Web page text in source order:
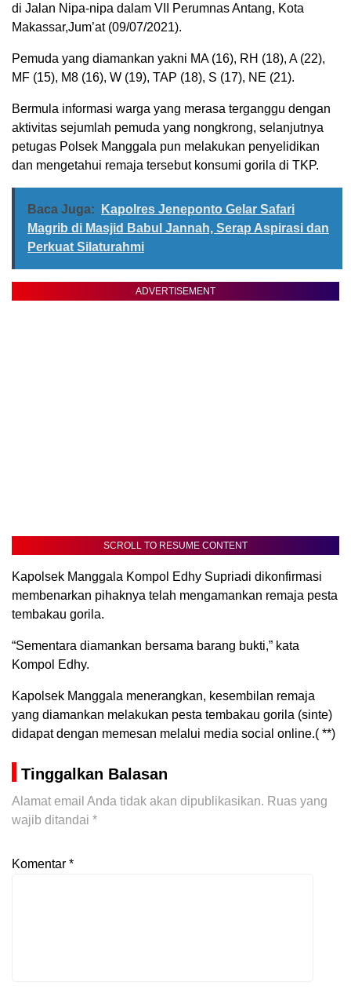
di Jalan Nipa-nipa dalam VII Perumnas Antang, Kota
Makassar,Jum’at (09/07/2021).
Pemuda yang diamankan yakni MA (16), RH (18), A (22),
MF (15), M8 (16), W (19), TAP (18), S (17), NE (21).
Bermula informasi warga yang merasa terganggu dengan
aktivitas sejumlah pemuda yang nongkrong, selanjutnya
petugas Polsek Manggala pun melakukan penyelidikan
dan mengetahui remaja tersebut konsumi gorila di TKP.
Baca Juga:
Kapolres Jeneponto Gelar Safari
Magrib di Masjid Babul Jannah, Serap Aspirasi dan
Perkuat Silaturahmi
ADVERTISEMENT
SCROLL TO RESUME CONTENT
Kapolsek Manggala Kompol Edhy Supriadi dikonfirmasi
membenarkan pihaknya telah mengamankan remaja pesta
tembakau gorila.
“Sementara diamankan bersama barang bukti,” kata
Kompol Edhy.
Kapolsek Manggala menerangkan, kesembilan remaja
yang diamankan melakukan pesta tembakau gorila (sinte)
didapat dengan memesan melalui media social online.( **)
Tinggalkan Balasan
Alamat email Anda tidak akan dipublikasikan. Ruas yang
wajib ditandai *
Komentar *